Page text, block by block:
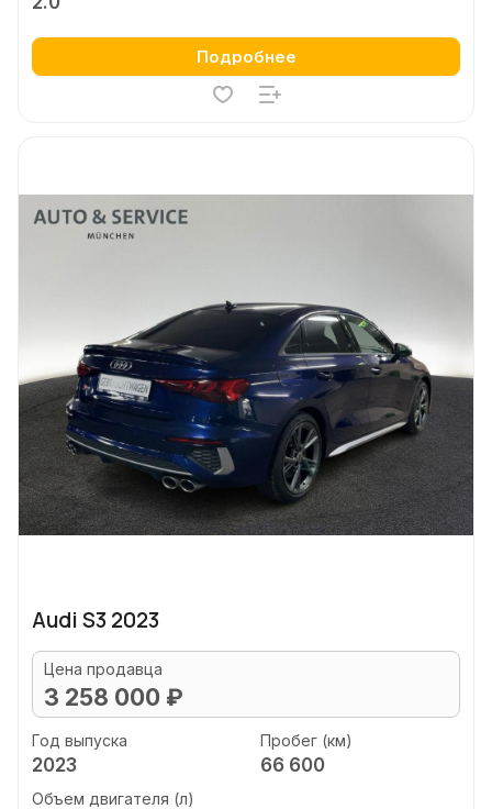
Подробнее
Audi S3 2023
Цена продавца
3 258 000 ₽
Год выпуска
2023
Пробег (км)
66 600
Объем двигателя (л)